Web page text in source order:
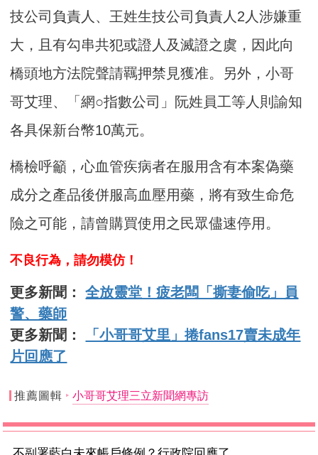
技公司負責人、王姓生技公司負責人2人涉嫌重
大，且有勾串共犯或證人及滅證之虞，因此向
橋頭地方法院聲請羈押禁見獲准。另外，小哥
哥艾理、「網○指數公司」阮姓員工等人則諭知
各具保新台幣10萬元。
橋檢呼籲，心血管疾病者在服用含有本案偽藥
成分之產品後併服高血壓用藥，將有致生命危
險之可能，請曾購買使用之民眾儘速停用。
不良行為，請勿模仿！
更多新聞：全放靈堂！疲老闆「撕妻偷吃」員
警、藥師
更多新聞：
「小哥哥艾里」捲fans17賣未成年
片回應了
推薦圖輯 小哥哥艾理三立新聞網專訪